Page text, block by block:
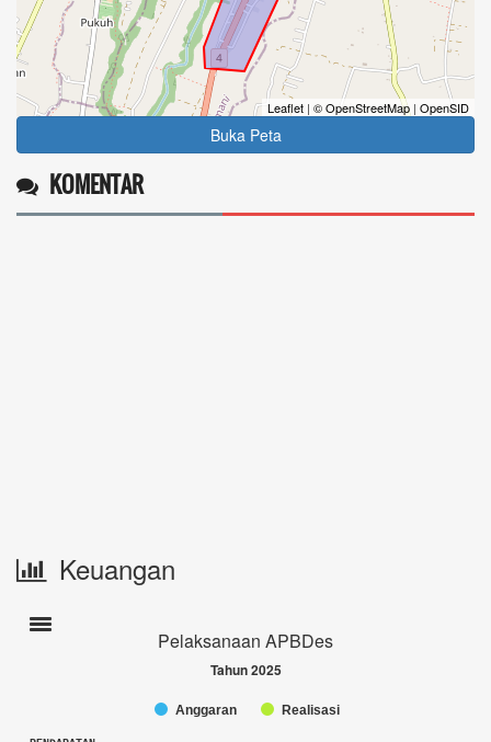
Leaflet | © OpenStreetMap | OpenSID
Buka Peta
KOMENTAR
Keuangan
Toogle navigation
Pelaksanaan APBDes
Tahun 2025
Anggaran Realisasi